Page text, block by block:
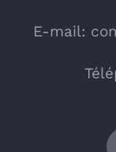
E-mail: